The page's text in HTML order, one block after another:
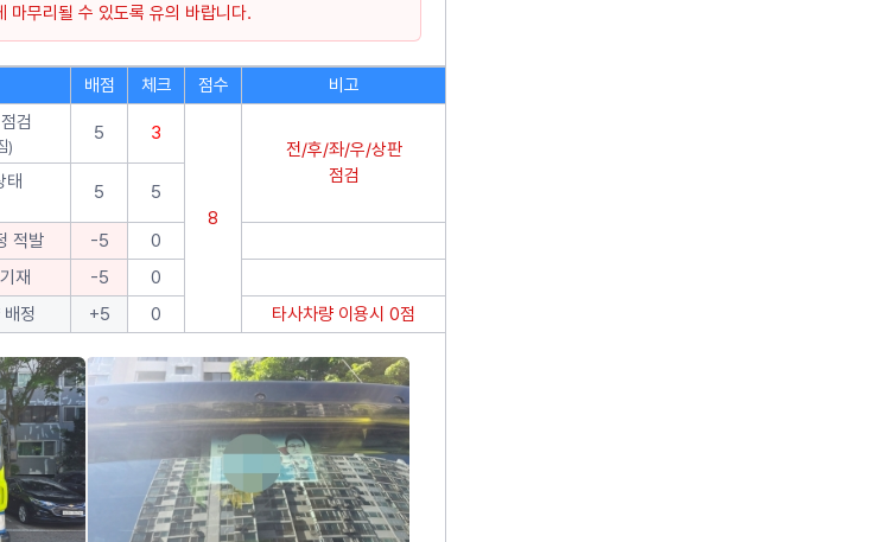
마무리될 수 있도록 유의 바랍니다.
배점 체크 점수 비고
검
)
5 3
8
전/후/좌/우/상판
점검
태 5 5
적발 -5
0
재
-5
0
정 +5 0 타사차량 이용시 0점